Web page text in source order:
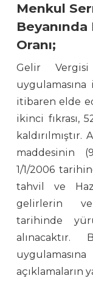
Menkul
Oranı;
Gelir
itibaren elde
ikinci fıkrası,
maddesinin
1/1/2006
tahvil ve
gelirlerin
tarihinde
açıklamaların